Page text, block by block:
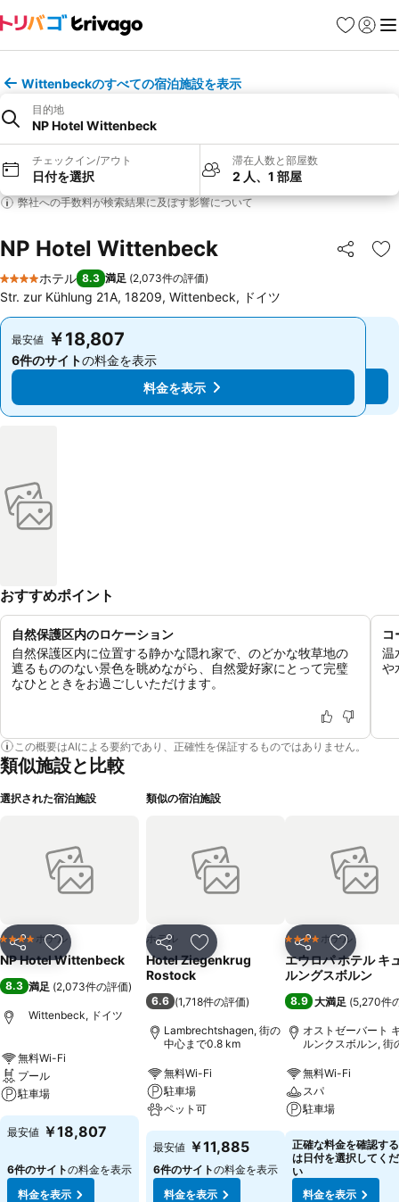
お気に入り
ログイ
メ
Wittenbeckのすべての宿泊施設を表示
目的地
NP Hotel Wittenbeck
チェックイン/アウト
日付を選択
滞在人数と部屋数
2 人、1 部屋
弊社への手数料が検索結果に及ぼす影響について
NP Hotel Wittenbeck シェア
お
4 ホテルのランク
ホテル 8.3 満足 (2,073件の評価)
Str. zur Kühlung 21A, 18209, Wittenbeck, ドイツ
最安値 ￥18,807
6件のサイトの料金を表示
料金を表示
最安値 ￥18,807
6件のサイトの料金を表示
料金を表示
おすすめポイント
自然保護区内のロケーション
自然保護区内に位置する静かな隠れ家で、のどかな牧草地の
遮るもののない景色を眺めながら、自然愛好家にとって完璧
なひとときをお過ごしいただけます。
コ
温
や
この概要はAIによる要約であり、正確性を保証するものではありません。
類似施設と比較
選択された宿泊施設
シェア お気に入りに追加
4 ホテルのランク
ホテル
NP Hotel Wittenbeck
8.3 満足 (2,073件の評価)
Wittenbeck, ドイツ
無料Wi-Fi
プール
駐車場
最安値 ￥18,807
6件のサイトの料金を表示
料金を表示
類似の宿泊施設
シェア お気に入りに追加
ホテル
Hotel Ziegenkrug
Rostock
6.6 (1,718件の評価)
Lambrechtshagen, 街の
中心まで0.8 km
無料Wi-Fi
駐車場
ペット可
最安値 ￥11,885
6件のサイトの料金を表示
料金を表示
シェア お気に入
4 ホテルのランク
ホテル
エウロパ ホテル キ
ルングスボルン
8.9 大満足 (5,270件
オストゼーバート
ルンクスボルン, 街
無料Wi-Fi
スパ
駐車場
正確な料金を確認す
は日付を選択してく
い
料金を表示